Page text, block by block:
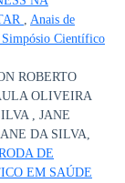
Anais de
Científico
ROBERTO
OLIVEIRA
, JANE
DA SILVA,
DE
EM SAÚDE